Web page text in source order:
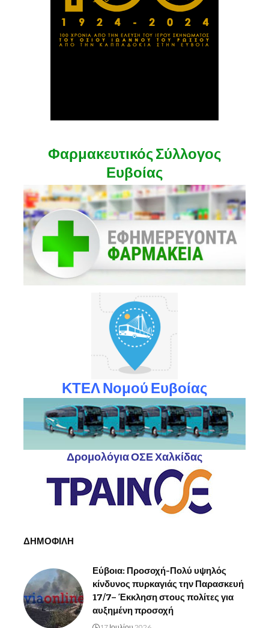
Φαρμακευτικός Σύλλογος
Ευβοίας
ΚΤΕΛ Νομού Ευβοίας
Δρομολόγια ΟΣΕ Χαλκίδας
ΔΗΜΟΦΙΛΗ
Εύβοια: Προσοχή-Πολύ υψηλός
κίνδυνος πυρκαγιάς την Παρασκευή
17/7– Έκκληση στους πολίτες για
αυξημένη προσοχή